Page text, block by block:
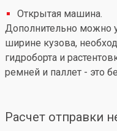
Открытая машина.
Дополнительно можно
ширине кузова,
гидроборта и
ремней и паллет - это
Расчет отправки